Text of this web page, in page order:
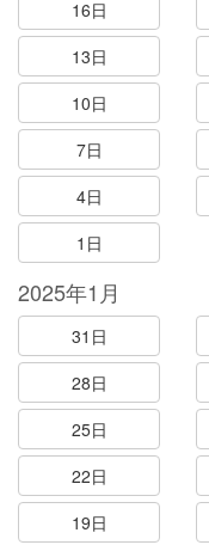
16日
13日
10日
7日
4日
1日
2025年1月
31日
28日
25日
22日
19日